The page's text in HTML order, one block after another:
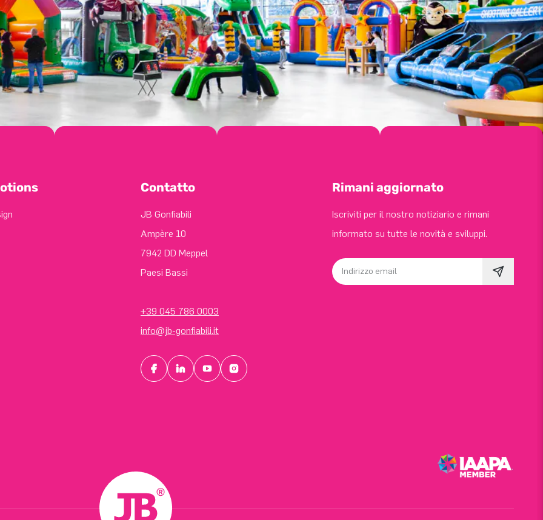
Contatto
JB Gonfiabili
Ampère 10
7942 DD Meppel
Paesi Bassi
+39 045 786 0003
info@jb-gonfiabili.it
Rimani aggiornato
Iscriviti per il nostro notiziario e rimani
informato su tutte le novità e sviluppi.
Indirizzo email